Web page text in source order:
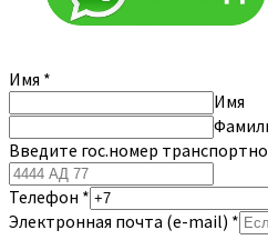
Имя *
Имя
Введите гос.номер
Телефон *
Электронная почта (e-mail) *